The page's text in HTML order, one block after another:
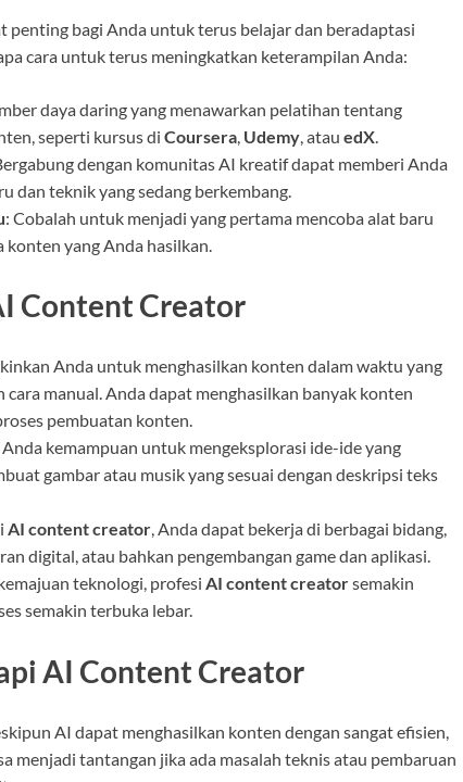
penting bagi Anda untuk terus belajar dan beradaptasi
cara untuk terus meningkatkan keterampilan Anda:
daya daring yang menawarkan pelatihan tentang
seperti kursus di Coursera, Udemy, atau edX.
dengan komunitas AI kreatif dapat memberi Anda
dan teknik yang sedang berkembang.
: Cobalah untuk menjadi yang pertama mencoba alat baru
yang Anda hasilkan.
Content Creator
Anda untuk menghasilkan konten dalam waktu yang
manual. Anda dapat menghasilkan banyak konten
pembuatan konten.
kemampuan untuk mengeksplorasi ide-ide yang
gambar atau musik yang sesuai dengan deskripsi teks
AI content creator, Anda dapat bekerja di berbagai bidang,
digital, atau bahkan pengembangan game dan aplikasi.
teknologi, profesi AI content creatorsemakin
semakin terbuka lebar.
AI Content Creator
AI dapat menghasilkan konten dengan sangat efisien,
menjadi tantangan jika ada masalah teknis atau pembaruan